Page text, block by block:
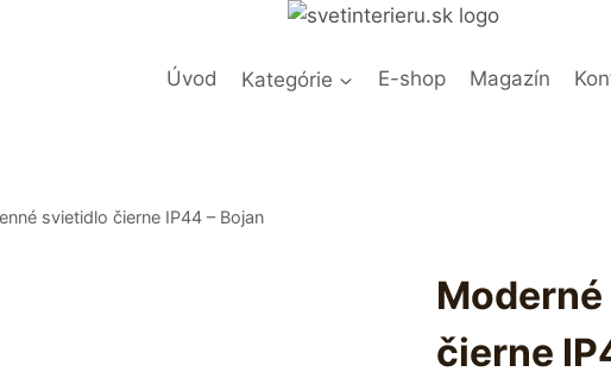
Úvod Kategórie E-shop Magazín
svietidlo čierne IP44 – Bojan
čierne